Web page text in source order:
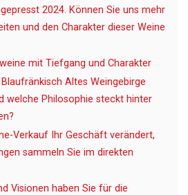
2024. Können Sie uns mehr
und den Charakter dieser Weine
mit Tiefgang und Charakter
Altes Weingebirge
welche Philosophie steckt hinter
Verkauf Ihr Geschäft verändert,
sammeln Sie im direkten
Visionen haben Sie für die